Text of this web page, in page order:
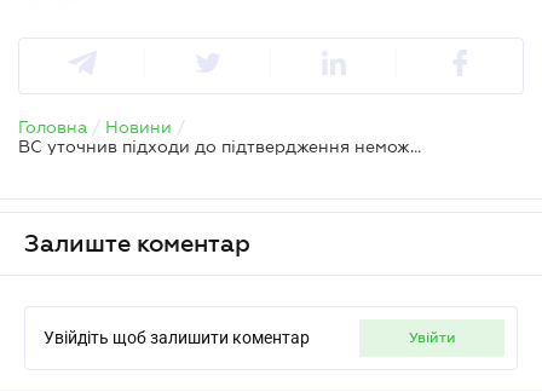
Головна / Новини /
ВС уточнив підходи до підтвердження неможливості виконання податкових обов’язків під час війни
Залиште коментар
Увійдіть щоб залишити коментар увійти